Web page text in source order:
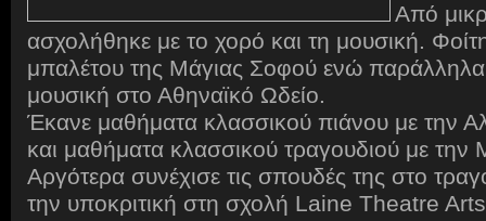
Από
ασχολήθηκε με το χορό και τη μουσική.
μπαλέτου της Μάγιας Σοφού ενώ παράλληλα
μουσική στο Αθηναϊκό Ωδείο.
Έκανε μαθήματα κλασσικού πιάνου με την
και μαθήματα κλασσικού τραγουδιού με
Αργότερα συνέχισε τις σπουδές της στο
την υποκριτική στη σχολή Laine Theatre